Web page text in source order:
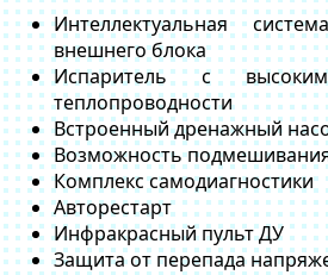
Интеллектуальная
внешнего блока
Испаритель с
теплопроводности
Встроенный дренажный
Возможность подмешивания
Комплекс самодиагностики
Авторестарт
Инфракрасный пульт ДУ
Защита от перепада